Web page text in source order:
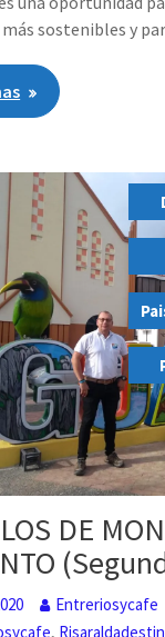
sostenibles y
DE
Entreriosycafe
,